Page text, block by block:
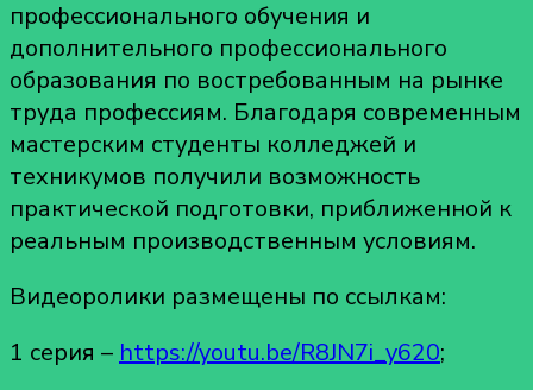
профессионального обучения и
дополнительного профессионального
образования по востребованным на рынке
труда профессиям. Благодаря современным
мастерским студенты колледжей и
техникумов получили возможность
практической подготовки, приближенной к
реальным производственным условиям.
Видеоролики размещены по ссылкам:
1 серия – https://youtu.be/R8JN7i_y620;